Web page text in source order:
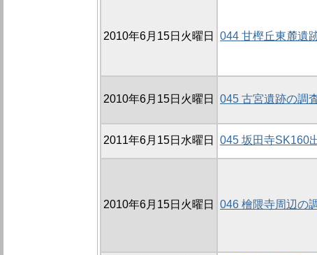
2010年6月15日火曜日 044 甘樫丘東麓遺
2010年6月15日火曜日 045 古宮遺跡の調
2011年6月15日水曜日 045 坂田寺SK160
2010年6月15日火曜日 046 檜隈寺周辺の